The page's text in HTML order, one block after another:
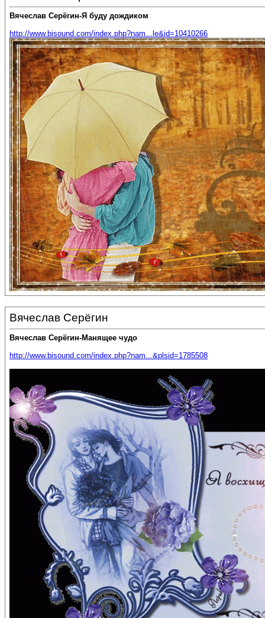
Вячеслав Серёгин-Я буду дождиком
http://www.bisound.com/index.php?nam...le&id=10410266
Вячеслав Серёгин
Вячеслав Серёгин-Манящее чудо
http://www.bisound.com/index.php?nam...&plsid=1785508